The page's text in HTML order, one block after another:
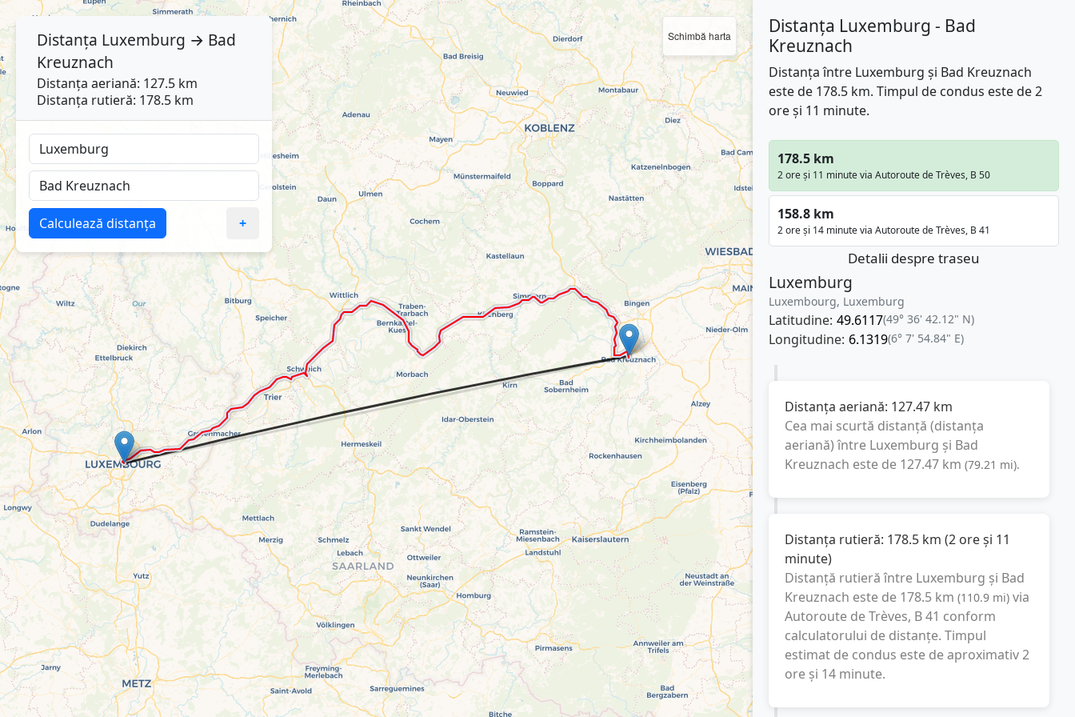
Schimbă harta
Distanța Luxemburg - Bad
Kreuznach
Distanța între Luxemburg și Bad Kreuznach
este de 178.5 km. Timpul de condus este de 2
ore și 11 minute.
178.5 km
2 ore și 11 minute via Autoroute de Trèves, B 50
158.8 km
2 ore și 14 minute via Autoroute de Trèves, B 41
Detalii despre traseu
Luxemburg
Luxembourg, Luxemburg
Latitudine: 49.6117(49° 36' 42.12" N)
Longitudine: 6.1319(6° 7' 54.84" E)
Distanța aeriană: 127.47 km
Cea mai scurtă distanță (distanța
aeriană) între Luxemburg și Bad
Kreuznach este de 127.47 km (79.21 mi).
Distanța rutieră: 178.5 km (2 ore și 11
minute)
Distanță rutieră între Luxemburg și Bad
Kreuznach este de 178.5 km (110.9 mi) via
Autoroute de Trèves, B 41 conform
calculatorului de distanțe. Timpul
estimat de condus este de aproximativ2
ore și 14 minute.
Distanța Luxemburg → Bad
Kreuznach
Distanța aeriană: 127.5 km
Distanța rutieră: 178.5 km
Calculează distanța +